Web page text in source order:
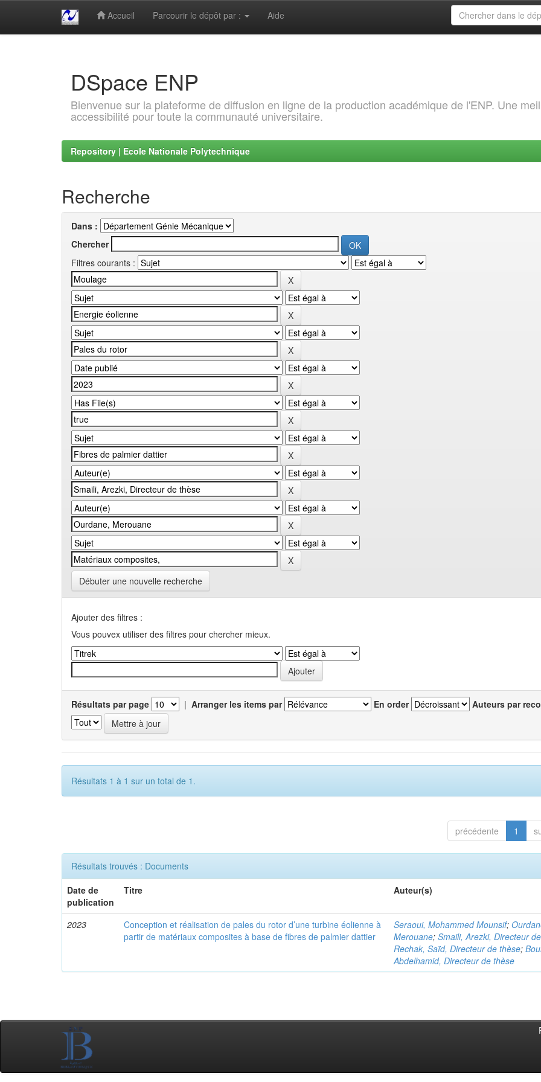
Accueil Parcourir le dépôt par : Aide
DSpace ENP
Bienvenue sur la plateforme de diffusion en ligne de la production académique de l'ENP. Une
accessibilité pour toute la communauté universitaire.
Repository | Ecole Nationale Polytechnique
Recherche
Dans :
Chercher
Filtres courants :
Débuter une nouvelle recherche
Ajouter des filtres :
Vous pouvex utiliser des filtres pour chercher mieux.
Résultats par page | Arranger les items par En order Auteurs par
Résultats 1 à 1 sur un total de 1.
précédente 1
Résultats trouvés : Documents
Date de
publication
Titre Auteur(s)
2023
Conception et réalisation de pales du rotor d’une turbine éolienne à
partir de matériaux composites à base de fibres de palmier dattier
Seraoui, Mohammed Mounsif;
Merouane;Smaili, Arezki, Directeur
Rechak, Saïd, Directeur de thèse;
Abdelhamid, Directeur de thèse